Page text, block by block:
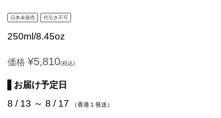
日本未発売 代引き不可
250ml/8.45oz
価格 ¥5,810(税込)
お届け予定日
8 / 13 ～ 8 / 17 （香港１発送）